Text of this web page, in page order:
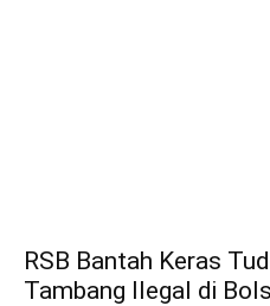
RSB Bantah Keras
Tambang Ilegal di